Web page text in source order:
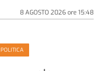
8 AGOSTO 2026ore 15:48
POLITICA